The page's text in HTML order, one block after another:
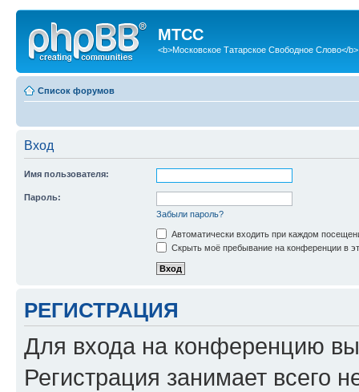
МТСС
<b>Московское Татарское Свободное Слово</b>
Список форумов
Вход
Имя пользователя:
Пароль:
Забыли пароль?
Автоматически входить при каждом
Скрыть моё пребывание на конференции в
РЕГИСТРАЦИЯ
Для входа на конференцию
Регистрация занимает всего